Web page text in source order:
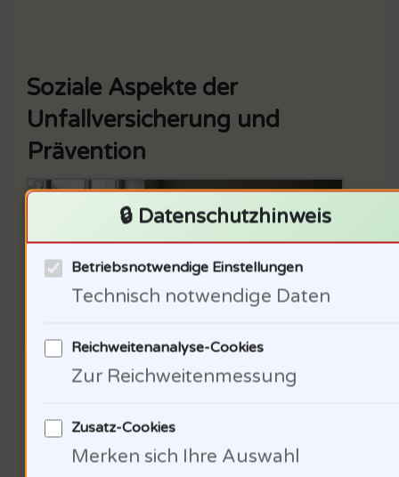
Soziale Aspekte der
Unfallversicherung und
Prävention
Soziale Gerechtigkeit im
Arbeitsschutz ist entscheidend –
60% der Arbeitnehmer in
🔒 Datenschutzhinweis
Betriebsnotwendige Einstellungen
Technisch notwendige Daten
Reichweitenanalyse-Cookies
Zur Reichweitenmessung
Zusatz-Cookies
Merken sich Ihre Auswahl